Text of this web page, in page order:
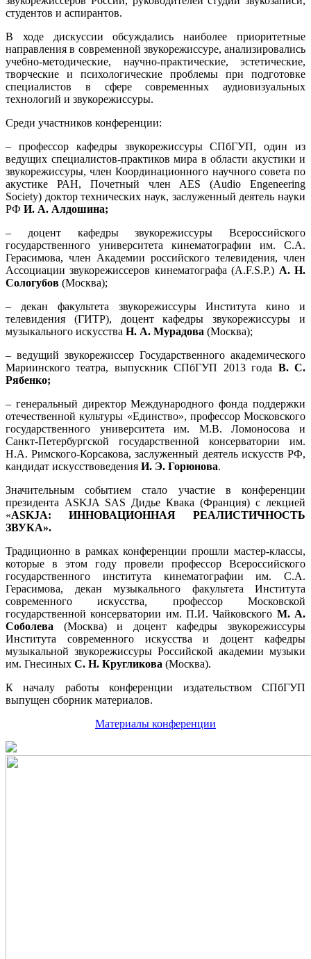
студентов и аспирантов.
В ходе дискуссии обсуждались наиболее приоритетные
направления в современной звукорежиссуре, анализировались
учебно-методические, научно-практические, эстетические,
творческие и психологические проблемы при подготовке
специалистов в сфере современных аудиовизуальных
технологий и звукорежиссуры.
Среди участников конференции:
– профессор кафедры звукорежиссуры СПбГУП, один из
ведущих специалистов-практиков мира в области акустики и
звукорежиссуры, член Координационного научного совета по
акустике РАН, Почетный член AES (Audio Engeneering
Society) доктор технических наук, заслуженный деятель науки
РФ И. А. Алдошина;
– доцент кафедры звукорежиссуры Всероссийского
государственного университета кинематографии им. С.А.
Герасимова, член Академии российского телевидения, член
Ассоциации звукорежиссеров кинематографа (A.F.S.P.) А. Н.
Сологубов (Москва);
–
декан факультета звукорежиссуры Института кино и
телевидения (ГИТР), доцент кафедры звукорежиссуры и
музыкального искусства Н. А. Мурадова (Москва);
– ведущий звукорежиссер Государственного академического
Мариинского театра, выпускник СПбГУП 2013 года В. С.
Рябенко;
– генеральный директор Международного фонда поддержки
отечественной культуры «Единство», профессор Московского
государственного университета им. М.В. Ломоносова и
Санкт-Петербургской государственной консерватории им.
Н.А. Римского-Корсакова, заслуженный деятель искусств РФ,
кандидат искусствоведения И. Э. Горюнова.
Значительным событием стало участие в конференции
президента ASKJA SAS Дидье Квака (Франция) с лекцией
«ASKJA: ИННОВАЦИОННАЯ РЕАЛИСТИЧНОСТЬ
ЗВУКА».
Традиционно в рамках конференции прошли мастер-классы,
которые в этом году провели профессор Всероссийского
государственного института кинематографии им. С.А.
Герасимова, декан музыкального факультета Института
современного искусства
профессор Московской
государственной консерватории им. П.И. Чайковского М. А.
Соболева (Москва) и доцент кафедры звукорежиссуры
Института современного искусства и доцент кафедры
музыкальной звукорежиссуры Российской академии музыки
им. Гнесиных С. Н. Кругликова (Москва).
К началу работы конференции издательством СПбГУП
выпущен сборник материалов.
Материалы конференции